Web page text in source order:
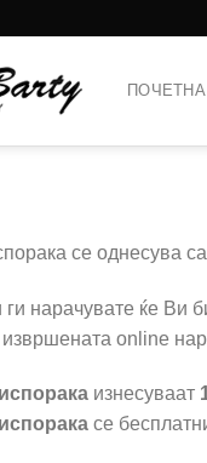
ПОЧЕТНА
се однесува
нарачувате ќе Ви
online
изнесуваат
се